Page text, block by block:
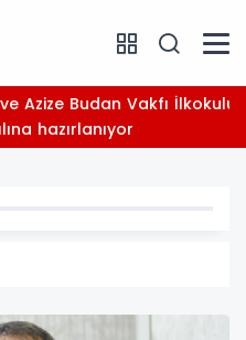
hazırlanıyor